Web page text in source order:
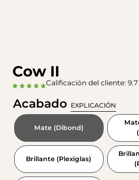
Cow II
Calificación del cliente:
Acabado EXPLICACIÓN
Mate (Dibond)
Brillante (Plexiglas)